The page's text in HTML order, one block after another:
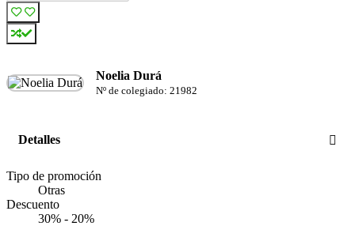
Noelia Durá
Nº de colegiado: 21982
Detalles
Tipo de promoción
Otras
Descuento
30% - 20%